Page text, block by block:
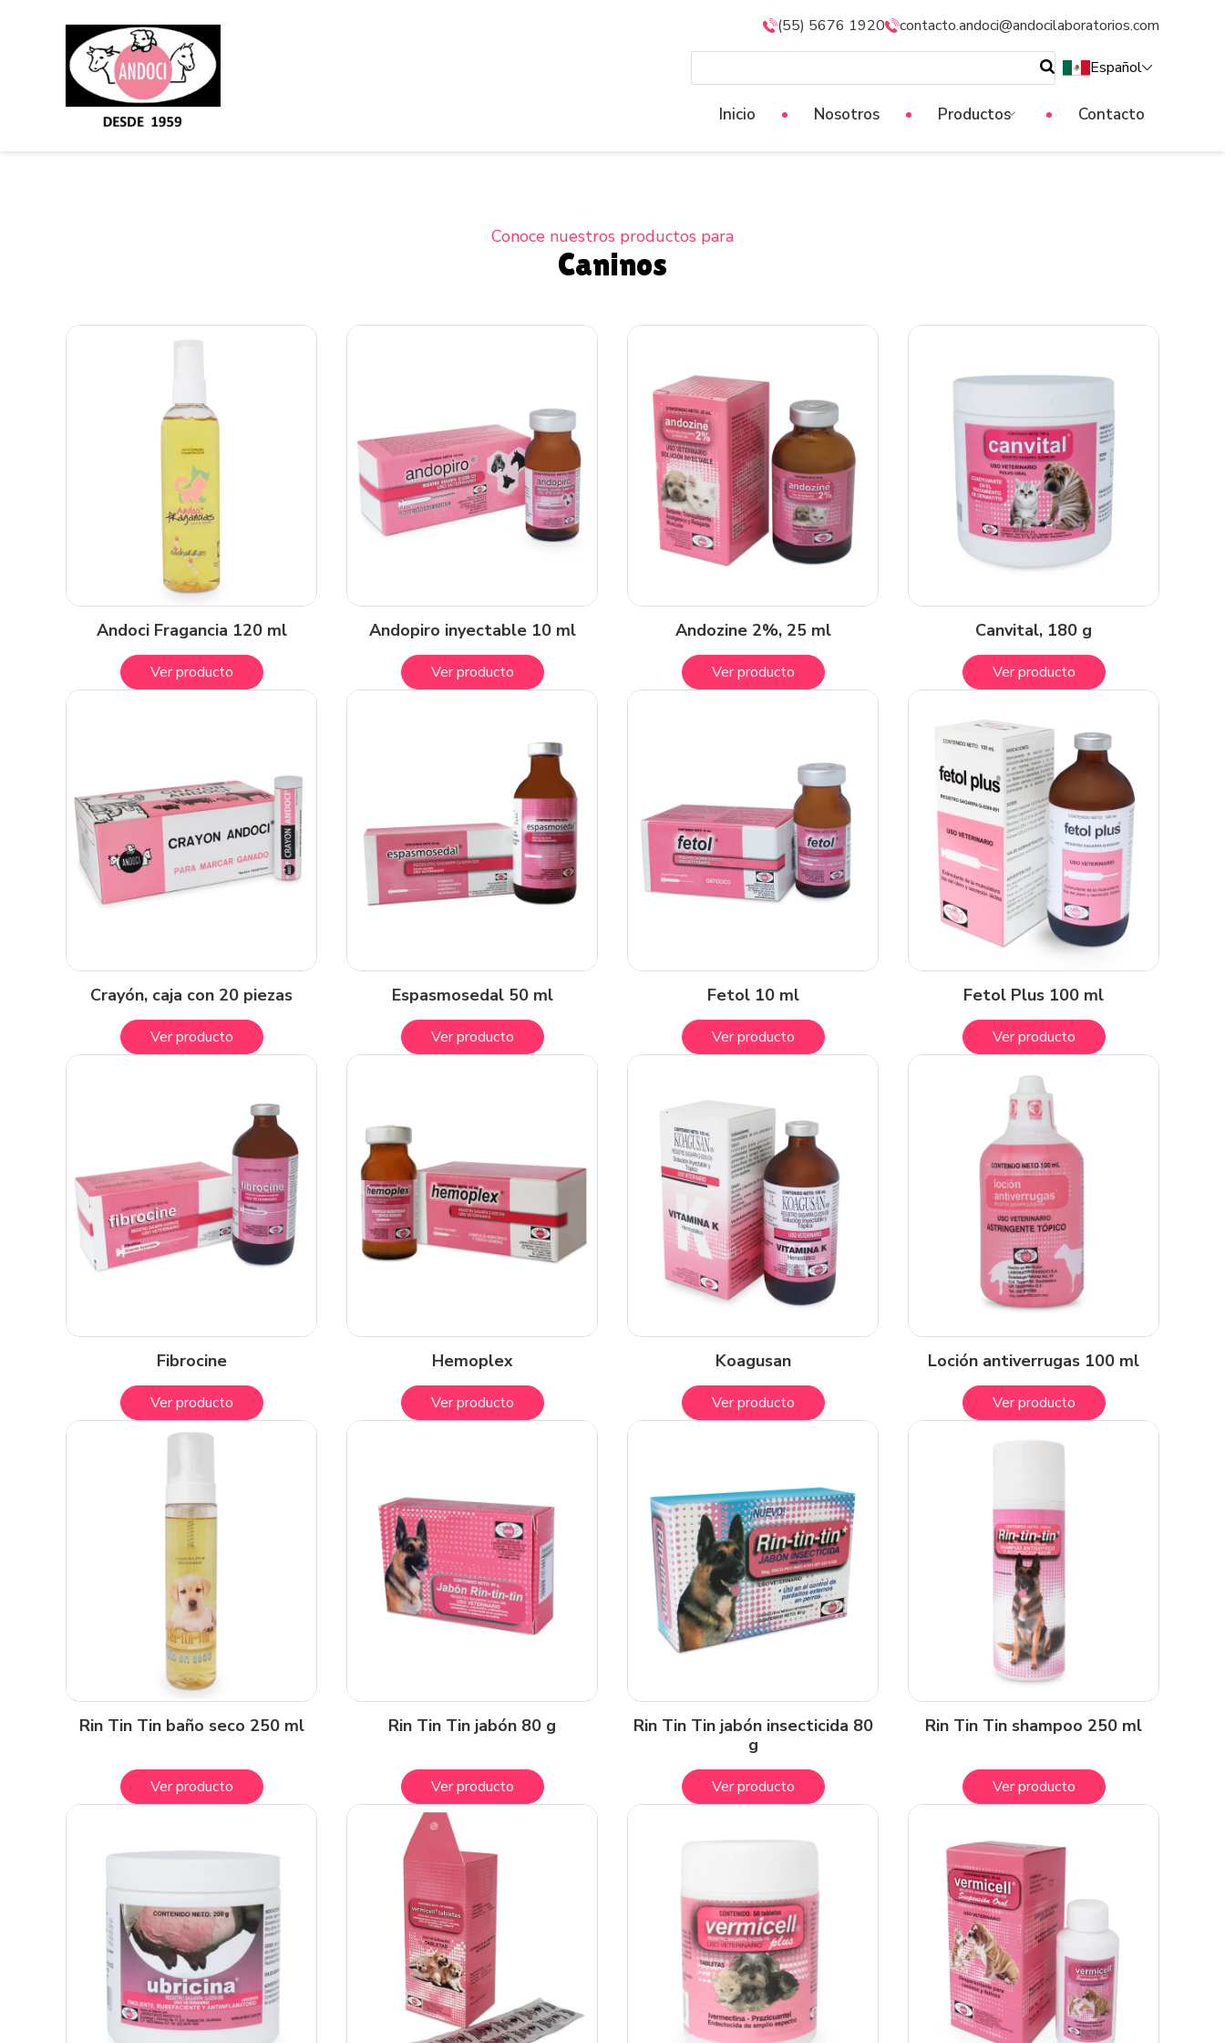
(55) 5676 1920 contacto.andoci@andocilaboratorios.com
Español
Inicio Nosotros Productos Contacto
Conoce nuestros productos para
Caninos
Andoci Fragancia 120 ml
Ver producto
Andopiro inyectable 10 ml
Ver producto
Andozine 2%, 25 ml
Ver producto
Canvital, 180 g
Ver producto
Crayón, caja con 20 piezas
Ver producto
Espasmosedal 50 ml
Ver producto
Fetol 10 ml
Ver producto
Fetol Plus 100 ml
Ver producto
Fibrocine
Ver producto
Hemoplex
Ver producto
Koagusan
Ver producto
Loción antiverrugas 100 ml
Ver producto
Rin Tin Tin baño seco 250 ml
Ver producto
Rin Tin Tin jabón 80 g
Ver producto
Rin Tin Tin jabón insecticida 80
g
Ver producto
Rin Tin Tin shampoo 250 ml
Ver producto